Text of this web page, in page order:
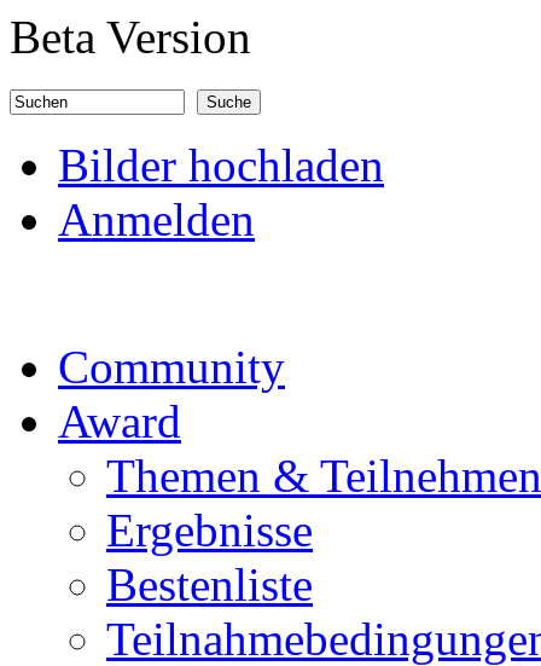
Direkt zum Inhalt
Beta Version
Suchformular
Bilder hochladen
Anmelden
Community
Award
Themen & Teilnehmen
Ergebnisse
Bestenliste